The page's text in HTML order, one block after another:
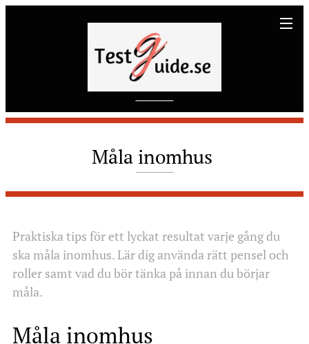
Måla inomhus
Praktiska tips för ett lyckat resultat varje gång du
ska måla inomhus. Lär dig använda rätt pensel och
roller samt vad du bör tänka på innan du börjar
måla.
Måla inomhus